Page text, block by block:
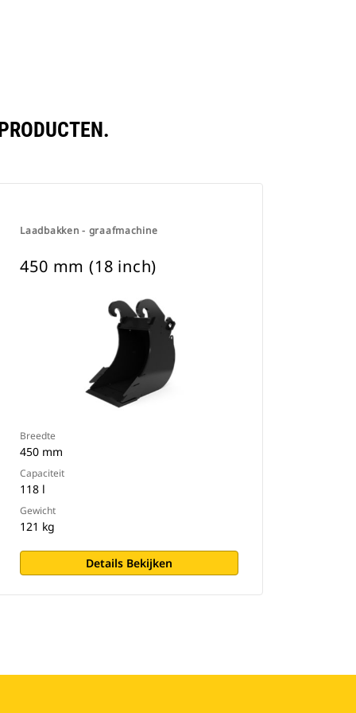
Laadbakken - graafmachine
450 mm (18 inch)
Breedte
450 mm
Capaciteit
118 l
Gewicht
121 kg
Details Bekijken